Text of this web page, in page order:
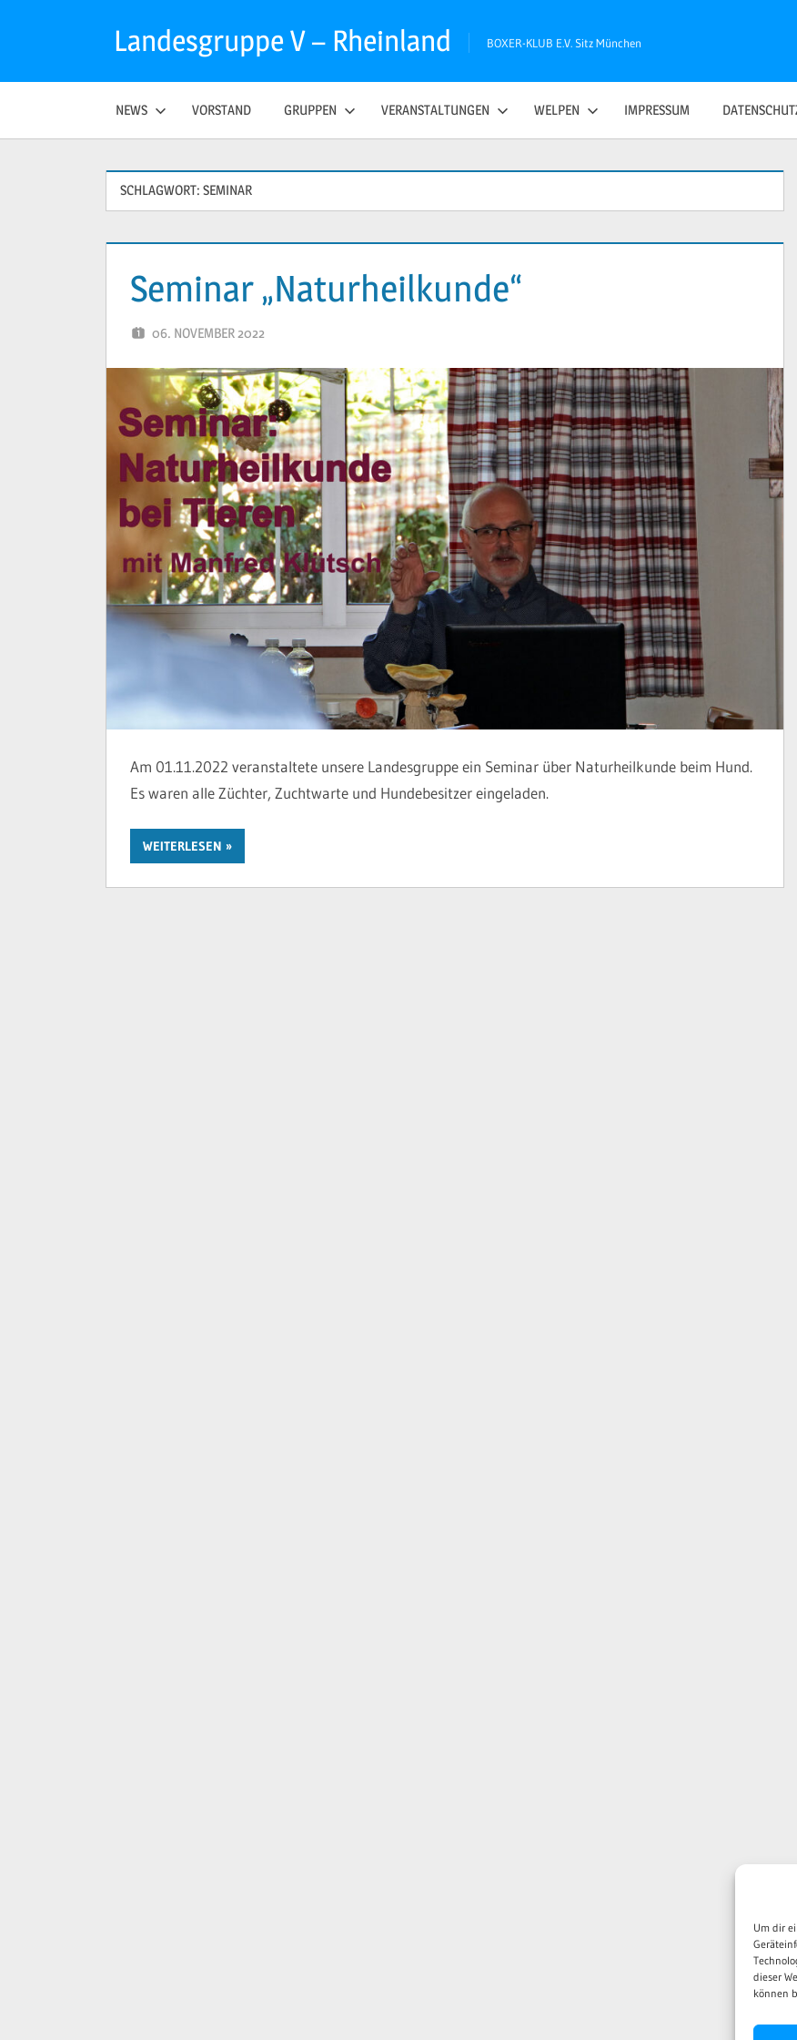
Um dir
dieser
können
Landesgruppe V – Rheinland BOXER-KLUB E.V. Sitz München
NEWS VORSTAND GRUPPEN VERANSTALTUNGEN WELPEN IMPRESSUM
SCHLAGWORT: SEMINAR
Seminar „Naturheilkunde“
06. NOVEMBER 2022
Am 01.11.2022 veranstaltete unsere Landesgruppe ein Seminar über Naturheilkunde beim Hund.
Es waren alle Züchter, Zuchtwarte und Hundebesitzer eingeladen.
WEITERLESEN